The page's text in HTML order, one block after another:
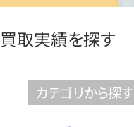
買取実績を探す
カテゴリから探す